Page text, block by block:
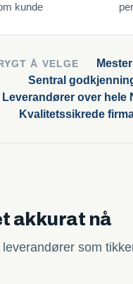
kunde
Å VELGE
Sentral
Leverandører over hele
Kvalitetssikrede
akkurat nå
som